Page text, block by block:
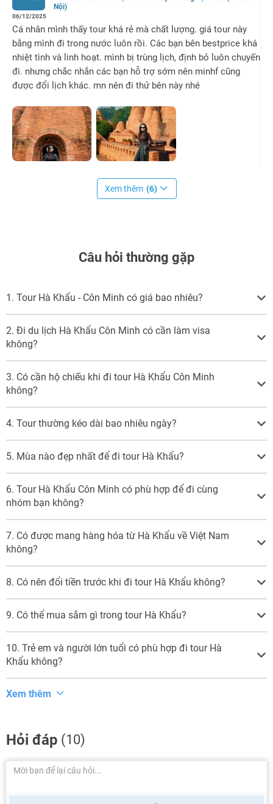
Nội)
06/12/2025
Cá nhân mình thấy tour khá rẻ mà chất lượng. giá tour này
bằng mình đi trong nước luôn rồi. Các bạn bên bestprice khá
nhiệt tình và linh hoạt. mình bị trùng lịch, định bỏ luôn chuyến
đi. nhưng chắc nhắn các bạn hỗ trợ sớm nên minhf cũng
được đổi lịch khác. mn nên đi thử bên này nhé
Xem thêm (6)
Câu hỏi thường gặp
1. Tour Hà Khẩu - Côn Minh có giá bao nhiêu?
2. Đi du lịch Hà Khẩu Côn Minh có cần làm visa
không?
3. Có cần hộ chiếu khi đi tour Hà Khẩu Côn Minh
không?
4. Tour thường kéo dài bao nhiêu ngày?
5. Mùa nào đẹp nhất để đi tour Hà Khẩu?
6. Tour Hà Khẩu Côn Minh có phù hợp để đi cùng
nhóm bạn không?
7. Có được mang hàng hóa từ Hà Khẩu về Việt Nam
không?
8. Có nên đổi tiền trước khi đi tour Hà Khẩu không?
9. Có thể mua sắm gì trong tour Hà Khẩu?
10. Trẻ em và người lớn tuổi có phù hợp đi tour Hà
Khẩu không?
Xem thêm
Hỏi đáp (10)